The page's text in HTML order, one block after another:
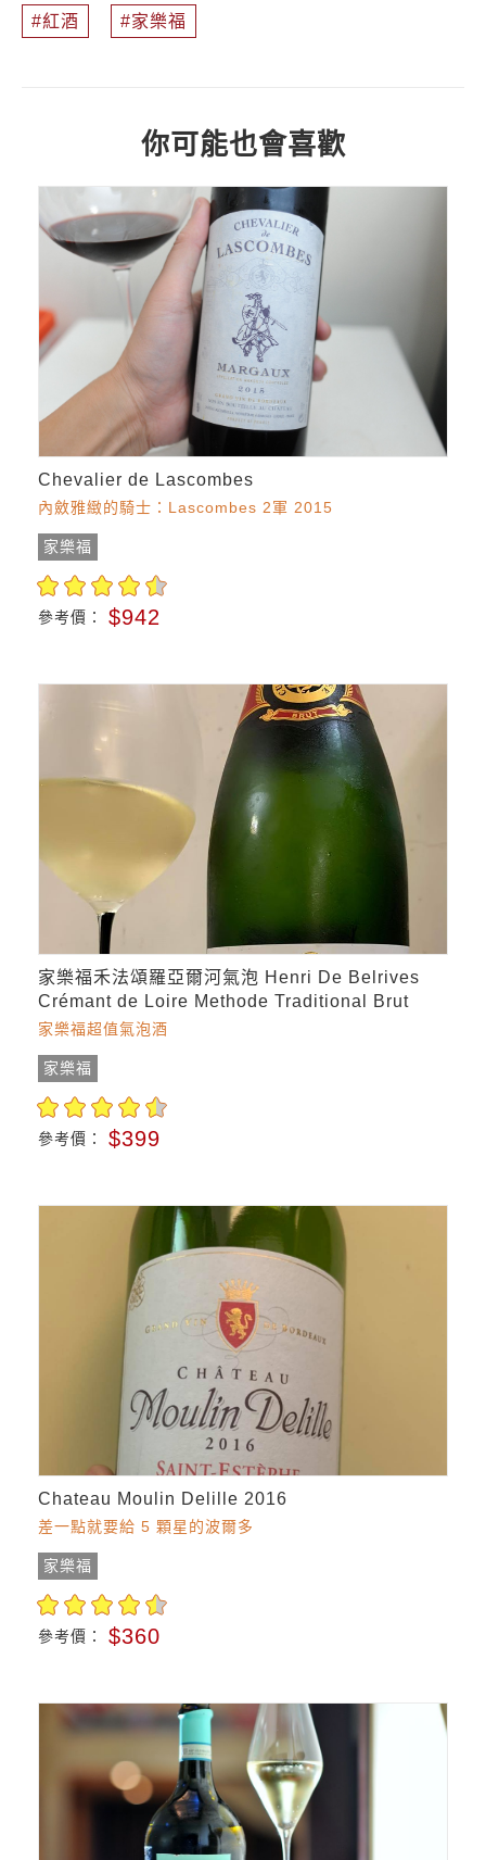
紅酒 家樂福
你可能也會喜歡
Chevalier de Lascombes
內斂雅緻的騎士：Lascombes 2軍 2015
家樂福
參考價： $942
家樂福禾法頌羅亞爾河氣泡 Henri De Belrives
Crémant de Loire Methode Traditional Brut
家樂福超值氣泡酒
家樂福
參考價： $399
Chateau Moulin Delille 2016
差一點就要給 5 顆星的波爾多
家樂福
參考價： $360